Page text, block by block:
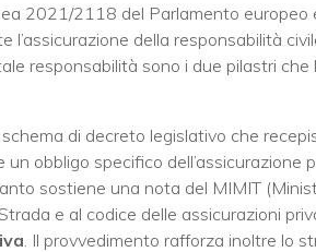
2021/2118 del Parlamento europeo
della responsabilità
responsabilità sono i due pilastri
di decreto legislativo che
obbligo specifico dell’assicurazione
sostiene una nota del MIMIT
e al codice delle assicurazioni
. Il provvedimento rafforza inoltre lo